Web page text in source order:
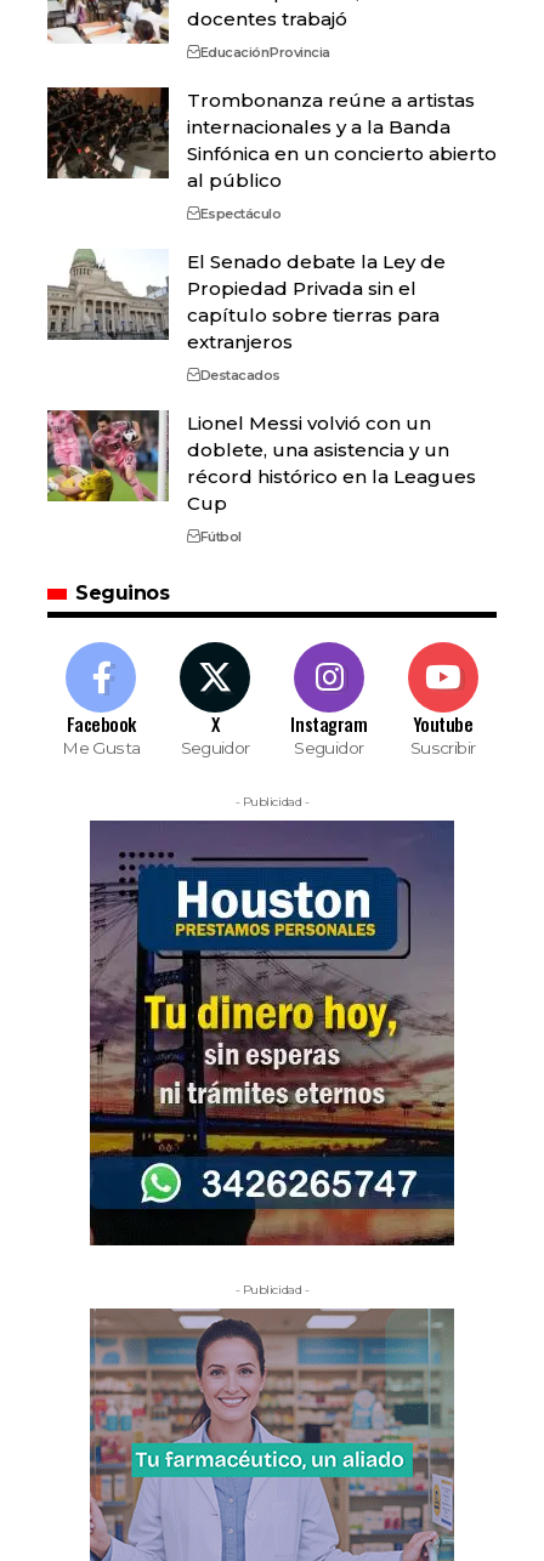
docentes trabajó
EducaciónProvincia
Trombonanza reúne a artistas
internacionales y a la Banda
Sinfónica en un concierto abierto
al público
Espectáculo
El Senado debate la Ley de
Propiedad Privada sin el
capítulo sobre tierras para
extranjeros
Destacados
Lionel Messi volvió con un
doblete, una asistencia y un
récord histórico en la Leagues
Cup
Fútbol
Seguinos
Facebook
Me Gusta
X
Seguidor
Instagram
Seguidor
Youtube
Suscribir
- Publicidad -
- Publicidad -